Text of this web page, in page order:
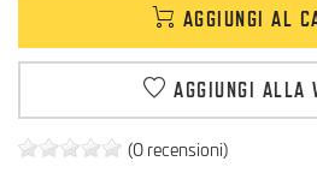
(0 recensioni)
AGGIUNGI AL
AGGIUNGI ALLA